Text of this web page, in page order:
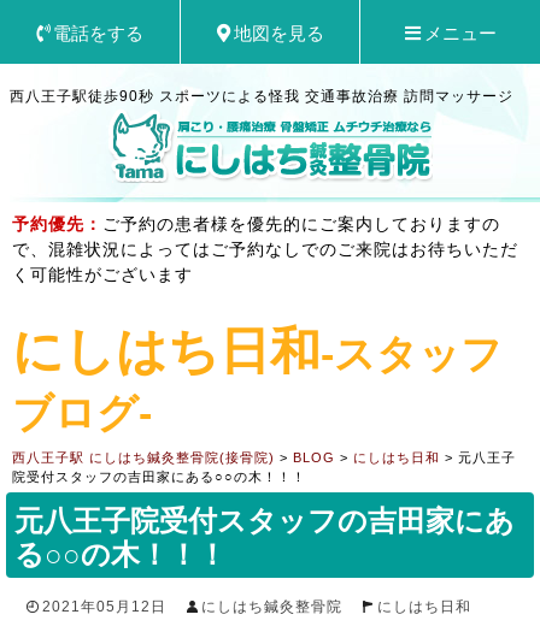
西八王子駅徒歩90秒 スポーツによる怪我 交通事故治療 訪問マッサージ
予約優先： ご予約の患者様を優先的にご案内しておりますの
で、混雑状況によってはご予約なしでのご来院はお待ちいただ
く可能性がございます
にしはち日和-スタッフ
ブログ-
西八王子駅 にしはち鍼灸整骨院(接骨院) > BLOG > にしはち日和 > 元八王子
院受付スタッフの吉田家にある○○の木！！！
元八王子院受付スタッフの吉田家にあ
る○○の木！！！
2021年05月12日 にしはち鍼灸整骨院 にしはち日和
電話をする 地図を見る メニュー